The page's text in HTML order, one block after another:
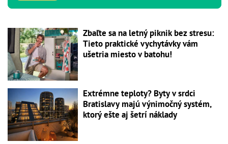
Zbaľte sa na letný piknik bez stresu:
Tieto praktické vychytávky vám
ušetria miesto v batohu!
Extrémne teploty? Byty v srdci
Bratislavy majú výnimočný systém,
ktorý ešte aj šetrí náklady